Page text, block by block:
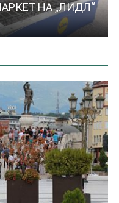
НА „ЛИДЛ“